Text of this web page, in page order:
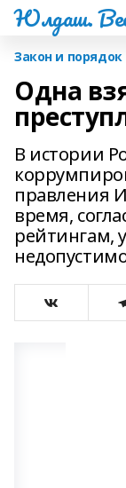
Юлдаш.
Закон и порядок
Одна
В истории
правления
время,
рейтингам,